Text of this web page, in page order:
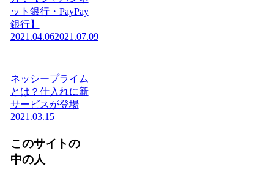
ット銀行・PayPay
銀行】
2021.04.062021.07.09
ネッシープライム
とは？仕入れに新
サービスが登場
2021.03.15
このサイトの
中の人